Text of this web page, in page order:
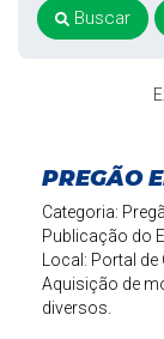
PREGÃO
Categoria:
Publicação do
Local: Portal
Aquisição de
diversos.
Buscar